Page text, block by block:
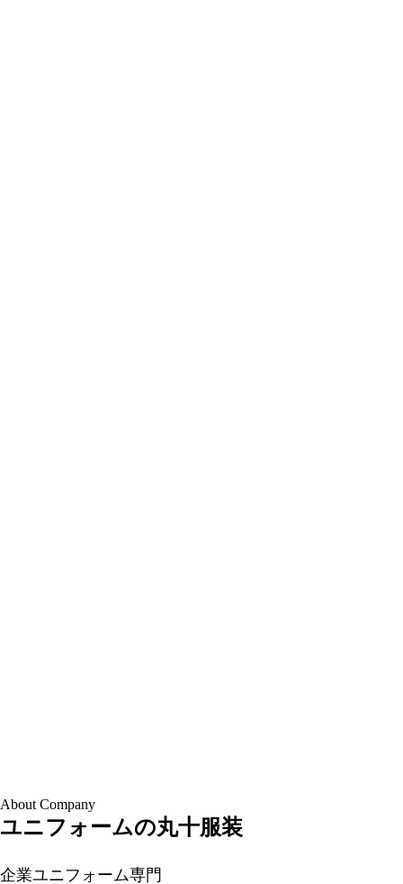
About Company
ユニフォームの丸十服装
企業ユニフォーム専門